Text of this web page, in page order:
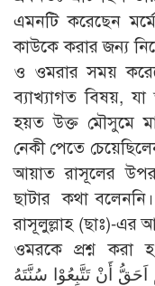
এমনটি করেছেন
কাউকে করার জন্য
ও ওমরার সময়
ব্যাখ্যাগত বিষয়, যা
হয়ত উক্ত মৌসুমে
নেকী পেতে
আয়াত রাসূলের
ছাটার কথা
রাসূলুল্লাহ (ছাঃ)-এর
ওমরকে প্রশ্ন করা
أَنْ تَتَّبِعُوْا سُنَّتَهُ